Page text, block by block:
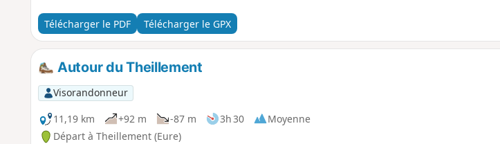
Télécharger le PDF Télécharger le GPX
Autour du Theillement
Visorandonneur
11,19 km
+92 m -87 m 3h 30
Moyenne
Départ à Theillement (Eure)